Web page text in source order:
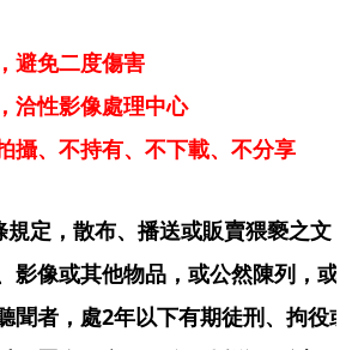
避免二度傷害
洽性影像處理中心
攝、不持有、不下載、不分享
定，散布、播送或販賣猥褻之文
影像或其他物品，或公然陳列，或
聞者，處2年以下有期徒刑、拘役